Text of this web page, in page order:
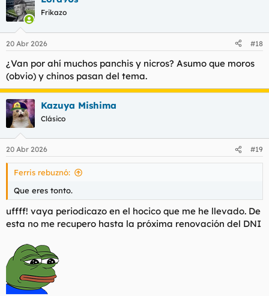
c
i
e
Frikazo
20 Abr 2026 #18
¿Van por ahí muchos panchis y nicros? Asumo que moros
(obvio) y chinos pasan del tema.
Kazuya Mishima
Clásico
20 Abr 2026 #19
Ferris rebuznó:
Que eres tonto.
uffff! vaya periodicazo en el hocico que me he llevado. De
esta no me recupero hasta la próxima renovación del DNI